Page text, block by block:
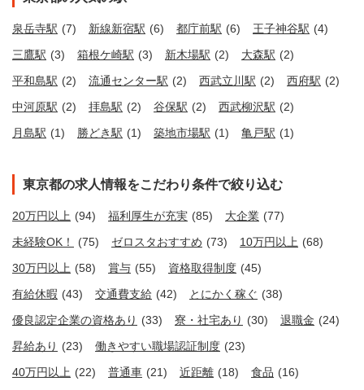
泉岳寺駅 (7) 新線新宿駅 (6) 都庁前駅 (6) 王子神谷駅 (4)
三鷹駅 (3) 箱根ケ崎駅 (3) 新木場駅 (2) 大森駅 (2)
平和島駅 (2) 流通センター駅 (2) 西武立川駅 (2) 西府駅 (2)
中河原駅 (2) 拝島駅 (2) 谷保駅 (2) 西武柳沢駅 (2)
月島駅 (1) 勝どき駅 (1) 築地市場駅 (1) 亀戸駅 (1)
東京都の求人情報をこだわり条件で絞り込む
20万円以上 (94) 福利厚生が充実 (85) 大企業 (77)
未経験OK！
(75) ゼロスタおすすめ (73) 10万円以上 (68)
30万円以上 (58) 賞与 (55) 資格取得制度 (45)
有給休暇 (43) 交通費支給 (42) とにかく稼ぐ (38)
優良認定企業の資格あり (33) 寮・社宅あり (30) 退職金 (24)
昇給あり (23) 働きやすい職場認証制度 (23)
40万円以上 (22) 普通車 (21) 近距離 (18) 食品 (16)